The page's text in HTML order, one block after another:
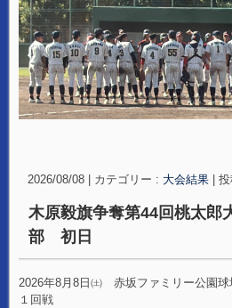
2026/08/08 カテゴリー : 大会結果
木原毅旗争奪第44回桃太
部 初日
2026年8月8日㈯ 赤坂ファミリー公園球
１回戦